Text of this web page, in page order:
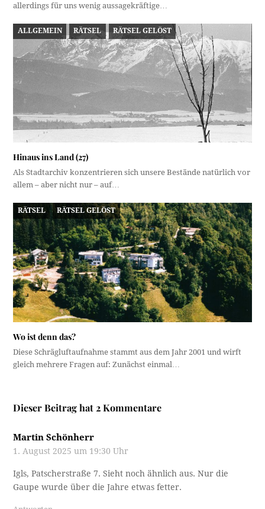
allerdings für uns wenig aussagekräftige…
ALLGEMEIN RÄTSEL RÄTSEL GELÖST
Hinaus ins Land (27)
Als Stadtarchiv konzentrieren sich unsere Bestände natürlich vor
allem – aber nicht nur – auf…
RÄTSEL RÄTSEL GELÖST
Wo ist denn das?
Diese Schrägluftaufnahme stammt aus dem Jahr 2001 und wirft
gleich mehrere Fragen auf: Zunächst einmal…
Dieser Beitrag hat 2 Kommentare
Martin Schönherr
1. August 2025 um 19:30 Uhr
Igls, Patscherstraße 7. Sieht noch ähnlich aus. Nur die
Gaupe wurde über die Jahre etwas fetter.